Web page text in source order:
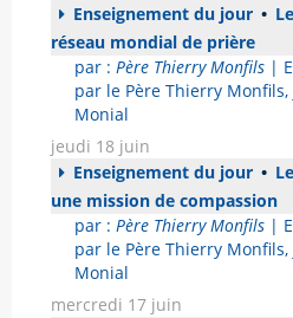
Enseignement du jour •
réseau mondial de prière
par : Père Thierry Monfils |
par le Père Thierry
Monial
jeudi 18 juin
Enseignement du jour •
une mission de compassion
par : Père Thierry Monfils |
par le Père Thierry
Monial
mercredi 17 juin